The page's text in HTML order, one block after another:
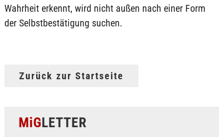
Wahrheit erkennt, wird nicht außen nach einer Form
der Selbstbestätigung suchen.
Zurück zur Startseite
MiGLETTER